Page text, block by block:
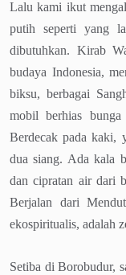
Lalu kami ikut
putih seperti yang
dibutuhkan. Kirab
budaya Indonesia,
biksu, berbagai
mobil berhias
Berdecak pada kaki,
dua siang. Ada kala
dan cipratan air dari
Berjalan dari
ekospiritualis, adalah
Setiba di Borobudur,